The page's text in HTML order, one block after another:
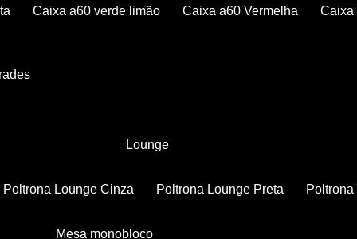
Caixa a60 verde limão Caixa a60 Vermelha
Lounge
Poltrona Lounge Cinza Poltrona Lounge Preta
Mesa monobloco